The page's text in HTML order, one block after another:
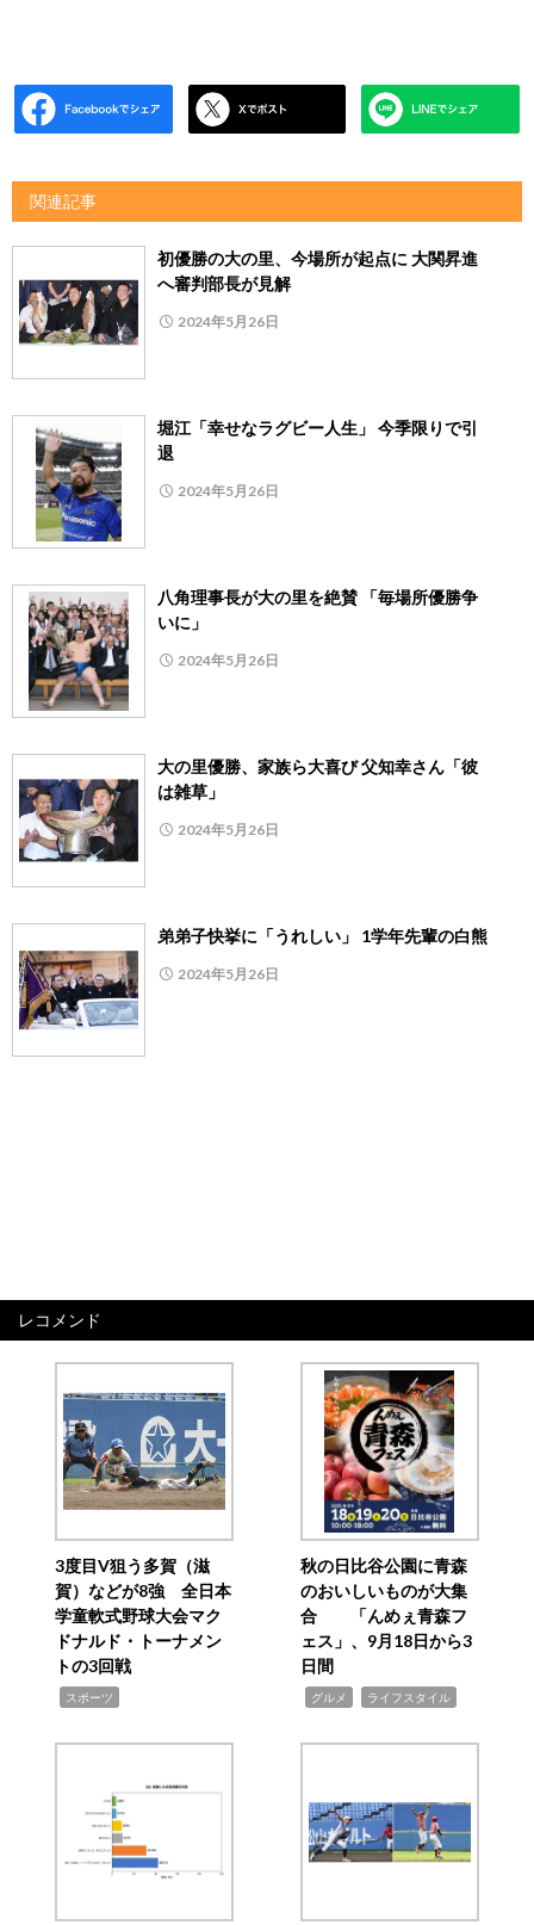
関連記事
初優勝の大の里、今場所が起点に 大関昇進
へ審判部長が見解
2024年5月26日
堀江「幸せなラグビー人生」 今季限りで引
退
2024年5月26日
八角理事長が大の里を絶賛 「毎場所優勝争
いに」
2024年5月26日
大の里優勝、家族ら大喜び 父知幸さん「彼
は雑草」
2024年5月26日
弟弟子快挙に「うれしい」 1学年先輩の白熊
2024年5月26日
レコメンド
3度目V狙う多賀（滋
賀）などが8強 全日本
学童軟式野球大会マク
ドナルド・トーナメン
トの3回戦
スポーツ
秋の日比谷公園に青森
のおいしいものが大集
合 「んめぇ青森フ
ェス」、9月18日から3
日間
グルメ ライフスタイル